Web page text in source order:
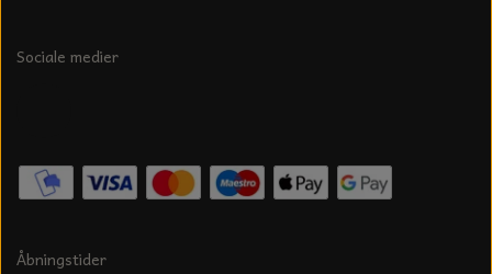
Sociale medier
Åbningstider